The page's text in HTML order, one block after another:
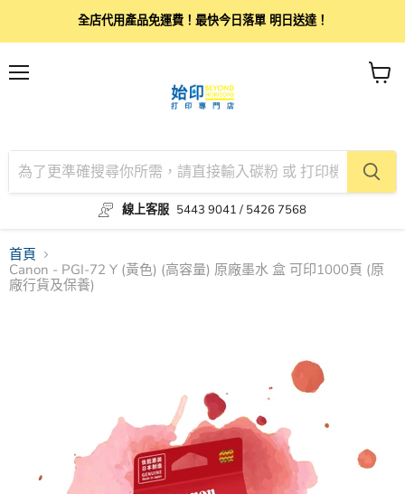
全店代用產品免運費！最快今日落單 明日送達！
線上客服 5443 9041 / 5426 7568
查
車
首頁
Canon - PGI-72 Y (黃色) (高容量) 原廠墨水 盒 可印1000頁 (原
廠行貨及保養)